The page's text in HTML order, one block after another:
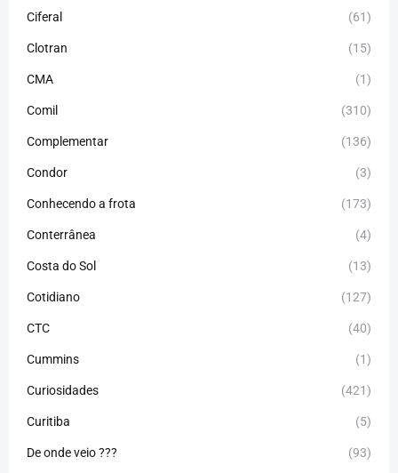
Ciferal (61)
Clotran (15)
CMA (1)
Comil (310)
Complementar (136)
Condor (3)
Conhecendo a frota (173)
Conterrânea (4)
Costa do Sol (13)
Cotidiano (127)
CTC (40)
Cummins (1)
Curiosidades (421)
Curitiba (5)
De onde veio ??? (93)